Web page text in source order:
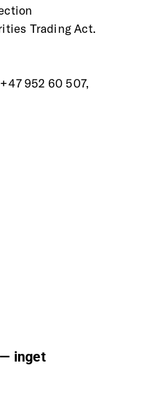
Trading Act.
952 60 507,
inget